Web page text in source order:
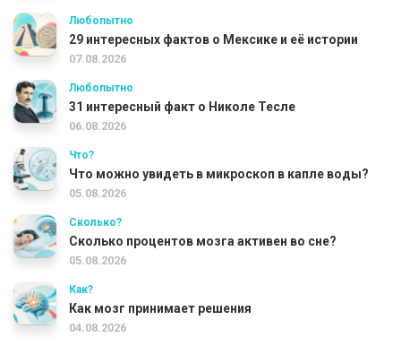
Любопытно
29 интересных фактов о Мексике и её истории
07.08.2026
Любопытно
31 интересный факт о Николе Тесле
06.08.2026
Что?
Что можно увидеть в микроскоп в капле воды?
05.08.2026
Сколько?
Сколько процентов мозга активен во сне?
05.08.2026
Как?
Как мозг принимает решения
04.08.2026